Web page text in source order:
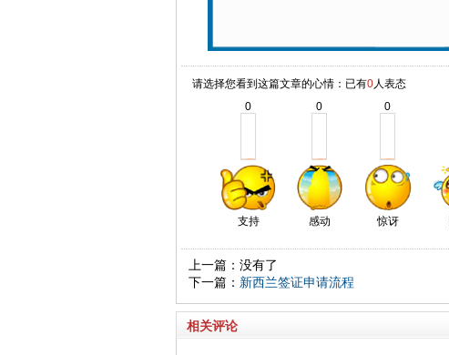
请选择您看到这篇文章的心情：已有0人表态
0
支持
0
感动
0
惊讶
上一篇：没有了
下一篇： 新西兰签证申请流程
相关评论